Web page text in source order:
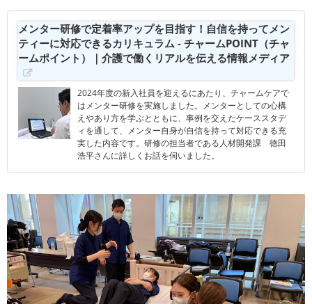
メンター研修で定着率アップを目指す！自信を持ってメン
ティーに対応できるカリキュラム - チャームPOINT（チャ
ームポイント）｜介護で働くリアルを伝える情報メディア
2024年度の新入社員を迎えるにあたり、チャームケアで
はメンター研修を実施しました。メンターとしての心構
えやあり方を学ぶとともに、事例を交えたケーススタデ
ィを通して、メンター自身が自信を持って対応できる充
実した内容です。研修の担当者である人材開発課 徳田
浩平さんに詳しくお話を伺いました。